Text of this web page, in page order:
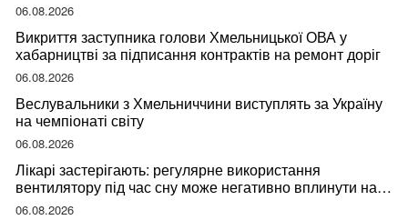
06.08.2026
Викриття заступника голови Хмельницької ОВА у
хабарництві за підписання контрактів на ремонт доріг
06.08.2026
Веслувальники з Хмельниччини виступлять за Україну
на чемпіонаті світу
06.08.2026
Лікарі застерігають: регулярне використання
вентилятору під час сну може негативно вплинути на
ваше здоров’я
06.08.2026